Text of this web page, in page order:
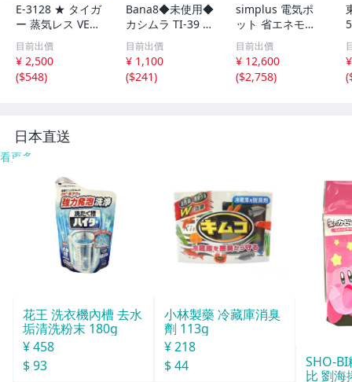
E-3128 ★ タイガ
ー 蒸気レス VE電
気まほうびん と
く子さん PIA-A30
0 ★容量:3L TIGE
R
目前出價
¥ 2,500
($548)
Bana8◆未使用◆
カシムラ TI-39 マ
ルチボルテージ湯
沸器 ワールドポ
ット2 白 0.4L 電
気ポット
目前出價
¥ 1,100
($241)
simplus 電気ポ
ット 省エネモー
ド 保温 マイコン
式 大容量 ポット
カルキ抜き 空焚
き防止 温度調節
目前出價
¥ 12,600
($2,758)
(
日本直送
看更多
花王 洗衣機內槽 去水
垢清洗粉末 180g
¥ 458
$ 93
小林製藥 冷藏庫消臭
劑 113g
¥ 218
$ 44
SHO-
比 劉海